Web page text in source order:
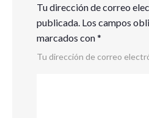
Tu dirección de correo
publicada. Los campos
marcados con*
Tu dirección de correo